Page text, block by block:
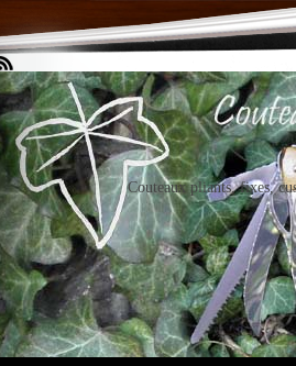
Couteaux pliants, fixes,